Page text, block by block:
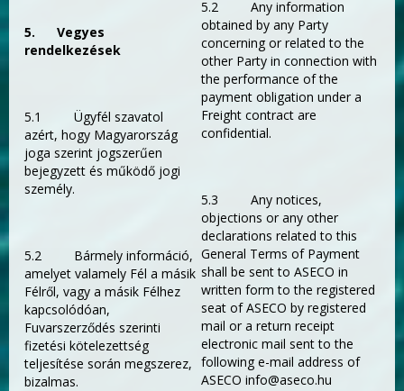
5. Vegyes
rendelkezések
5.1 Ügyfél szavatol
azért, hogy Magyarország
joga szerint jogszerűen
bejegyzett és működő jogi
személy.
5.2 Bármely információ,
amelyet valamely Fél a másik
Félről, vagy a másik Félhez
kapcsolódóan,
Fuvarszerződés szerinti
fizetési kötelezettség
teljesítése során megszerez,
bizalmas.
5.2 Any information
obtained by any Party
concerning or related to the
other Party in connection with
the performance of the
payment obligation under a
Freight contract are
confidential.
5.3 Any notices,
objections or any other
declarations related to this
General Terms of Payment
shall be sent to ASECO in
written form to the registered
seat of ASECO by registered
mail or a return receipt
electronic mail sent to the
following e-mail address of
ASECO info@aseco.hu